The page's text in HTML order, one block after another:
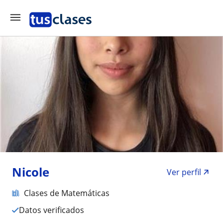
Nicole
Ver perfil
Clases de Matemáticas
Datos verificados